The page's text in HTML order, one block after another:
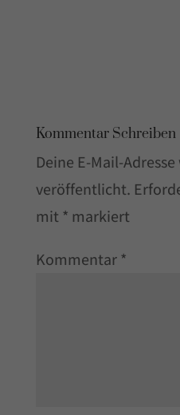
Kommentar Schreiben
Deine E-Mail-
veröffentlicht.
mit* markiert
Kommentar*